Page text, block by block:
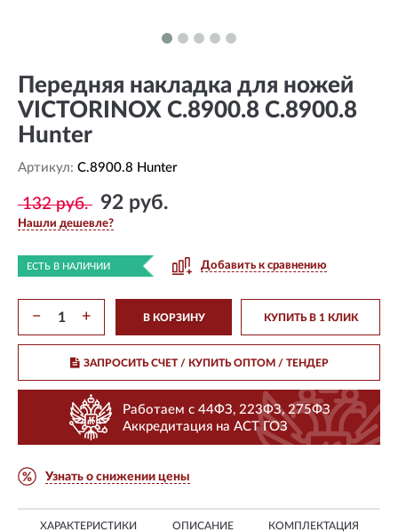
Передняя накладка для ножей
VICTORINOX C.8900.8 C.8900.8
Hunter
Артикул: C.8900.8 Hunter
132 руб. 92 руб.
Нашли дешевле?
ЕСТЬ В НАЛИЧИИ Добавить к сравнению
− + В КОРЗИНУ КУПИТЬ В 1 КЛИК
ЗАПРОСИТЬ СЧЕТ / КУПИТЬ ОПТОМ/ ТЕНДЕР
Работаем с 44ФЗ, 223ФЗ, 275ФЗ
Аккредитация на АСТ ГОЗ
Узнать о снижении цены
ХАРАКТЕРИСТИКИ ОПИСАНИЕ КОМПЛЕКТАЦИЯ